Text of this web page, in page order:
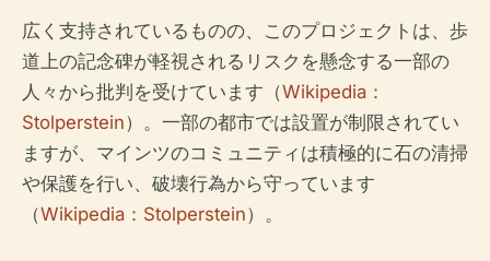
広く支持されているものの、このプロジェクトは、歩
道上の記念碑が軽視されるリスクを懸念する一部の
人々から批判を受けています（Wikipedia：
Stolperstein）。一部の都市では設置が制限されてい
ますが、マインツのコミュニティは積極的に石の清掃
や保護を行い、破壊行為から守っています
（Wikipedia：Stolperstein）。